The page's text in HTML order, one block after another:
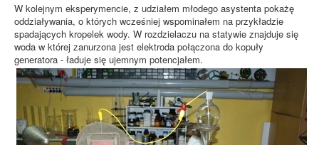
W kolejnym eksperymencie, z udziałem młodego asystenta pokażę
oddziaływania, o których wcześniej wspominałem na przykładzie
spadających kropelek wody. W rozdzielaczu na statywie znajduje się
woda w której zanurzona jest elektroda połączona do kopuły
generatora - ładuje się ujemnym potencjałem.